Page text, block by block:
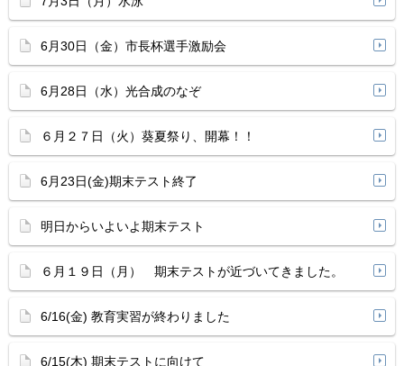
6月30日（金）市長杯選手激励会
6月28日（水）光合成のなぞ
６月２７日（火）葵夏祭り、開幕！！
6月23日(金)期末テスト終了
明日からいよいよ期末テスト
６月１９日（月） 期末テストが近づいてきました。
6/16(金) 教育実習が終わりました
6/15(木) 期末テストに向けて